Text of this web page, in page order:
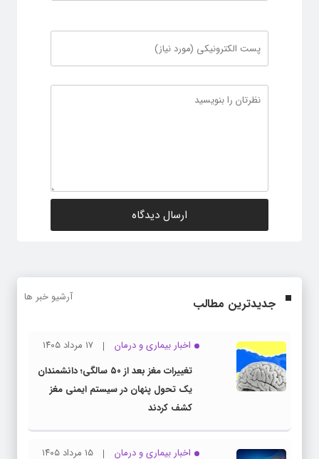
جدیدترین مطالب آرشیو خبر ها
اخبار بیماری و درمان
۱۷ مرداد ۱۴۰۵
تغییرات مغز بعد از ۵۰ سالگی؛ دانشمندان
یک تحول پنهان در سیستم ایمنی مغز
کشف کردند
اخبار بیماری و درمان
۱۵ مرداد ۱۴۰۵